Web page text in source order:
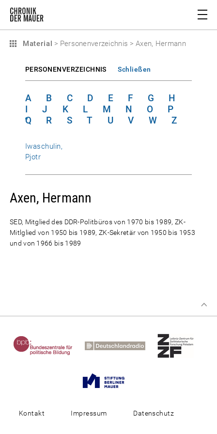
Material > Personenverzeichnis > Axen, Hermann
PERSONENVERZEICHNIS Schließen
A B C D E F G
H
I
J K L M N O
P
Q
R S T U V W Z
Iwaschulin,
Pjotr
Axen, Hermann
SED, Mitglied des DDR-Politbüros von 1970 bis 1989, ZK-
Mitlglied von 1950 bis 1989, ZK-Sekretär von 1950 bis 1953
und von 1966 bis 1989
Kontakt Impressum Datenschutz